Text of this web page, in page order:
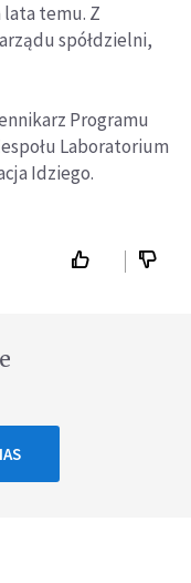
lata temu. Z
spółdzielni,
Programu
Laboratorium
Idziego.